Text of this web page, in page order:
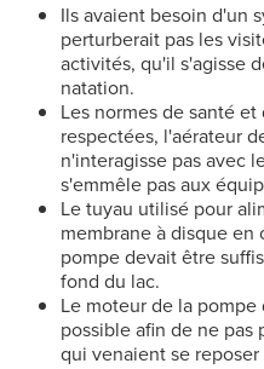
Ils avaient besoin d'un
perturberait pas les
activités, qu'il s'agisse
natation.
Les normes de santé
respectées, l'aérateur
n'interagisse pas avec
s'emmêle pas aux
Le tuyau utilisé pour
membrane à disque
pompe devait être
fond du lac.
Le moteur de la
possible afin de ne pas
qui venaient se